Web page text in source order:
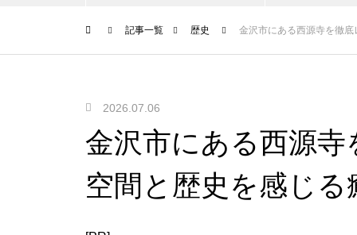
記事一覧 歴史 金沢市にある西源寺を徹
2026.07.06
金沢市にある西源
空間と歴史を感じる